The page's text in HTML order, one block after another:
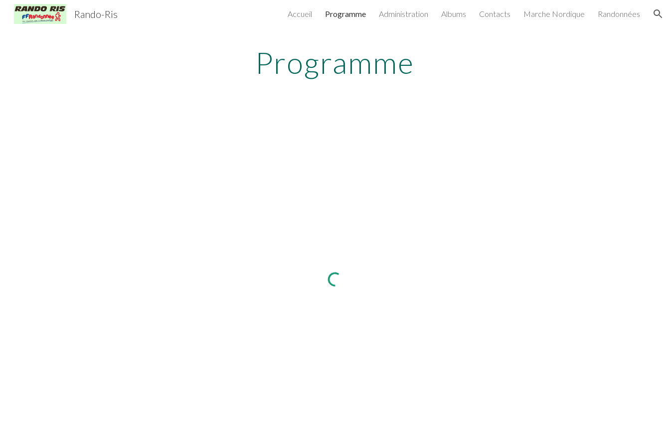
Skip to navigation
Rando-Ris Accueil Programme Administration Albums Contacts Marche Nordique Randonnées
Programme